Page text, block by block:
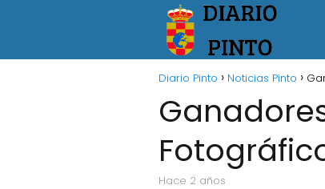
Diario Pinto Noticias Pinto
hace 2 años